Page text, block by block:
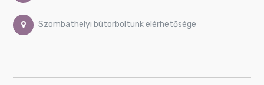
Szombathelyi bútorboltunk elérhetősége